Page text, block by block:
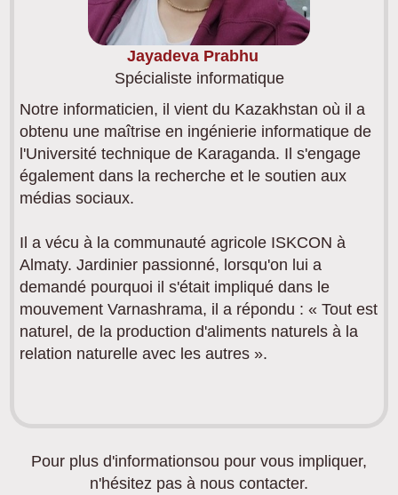
Jayadeva Prabhu
Spécialiste informatique
Notre informaticien, il vient du Kazakhstan où il a
obtenu une maîtrise en ingénierie informatique de
l'Université technique de Karaganda. Il s'engage
également dans la recherche et le soutien aux
médias sociaux.
Il a vécu à la communauté agricole ISKCON à
Almaty. Jardinier passionné, lorsqu'on lui a
demandé pourquoi il s'était impliqué dans le
mouvement Varnashrama, il a répondu : « Tout est
naturel, de la production d'aliments naturels à la
relation naturelle avec les autres ».
Pour plus d'informationsou pour vous impliquer,
n'hésitez pas à nous contacter.